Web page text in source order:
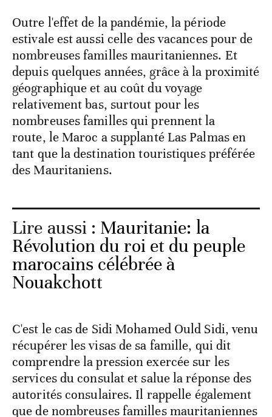
Outre l'effet de la pandémie, la période
estivale est aussi celle des vacances pour de
nombreuses familles mauritaniennes. Et
depuis quelques années, grâce à la proximité
géographique et au coût du voyage
relativement bas, surtout pour les
nombreuses familles qui prennent la
route, le Maroc a supplanté Las Palmas en
tant que la destination touristiques préférée
des Mauritaniens.
Lire aussi : Mauritanie: la
Révolution du roi et du peuple
marocains célébrée à
Nouakchott
C'est le cas de Sidi Mohamed Ould Sidi, venu
récupérer les visas de sa famille, qui dit
comprendre la pression exercée sur les
services du consulat et salue la réponse des
autorités consulaires. Il rappelle également
que de nombreuses familles mauritaniennes